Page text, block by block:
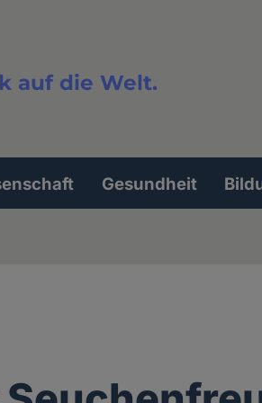
auf die Welt.
Gesundheit